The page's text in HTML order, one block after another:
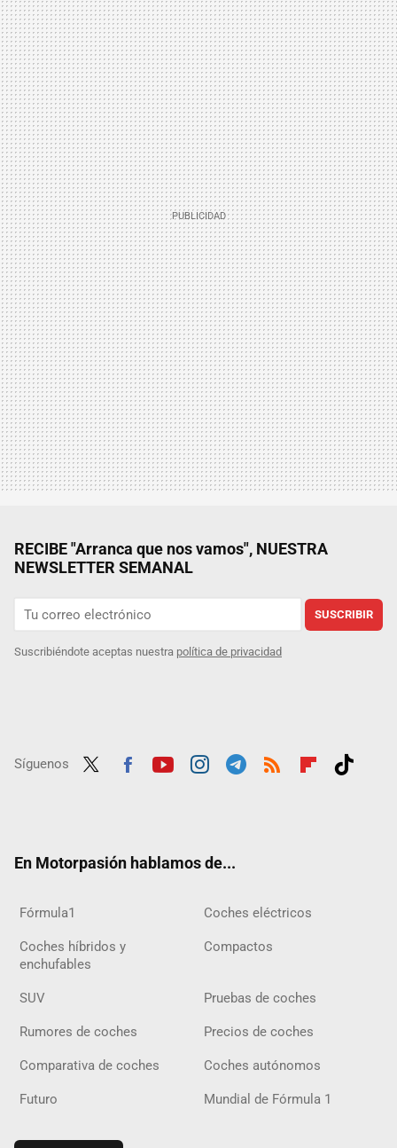
RECIBE "Arranca que nos vamos", NUESTRA
NEWSLETTER SEMANAL
SUSCRIBIR
Suscribiéndote aceptas nuestra política de privacidad
Síguenos
En Motorpasión hablamos de...
Fórmula1 Coches eléctricos
Coches híbridos y
enchufables
Compactos
SUV Pruebas de coches
Rumores de coches Precios de coches
Comparativa de coches Coches autónomos
Futuro Mundial de Fórmula 1